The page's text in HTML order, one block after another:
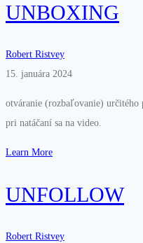
UNBOXING
Robert Ristvey
15. januára 2024
otváranie (rozbaľovanie) určitého
pri natáčaní sa na video.
Learn More
UNFOLLOW
Robert Ristvey